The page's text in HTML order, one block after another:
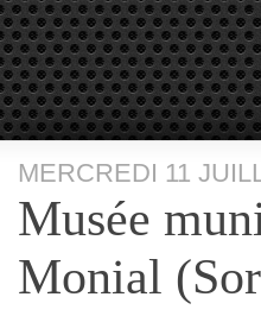
MERCREDI 11
Musée
Monial